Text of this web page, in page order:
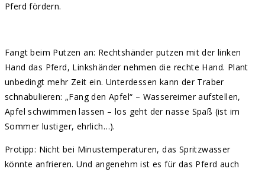
Pferd fördern.
Fangt beim Putzen an: Rechtshänder putzen mit der linken
Hand das Pferd, Linkshänder nehmen die rechte Hand. Plant
unbedingt mehr Zeit ein. Unterdessen kann der Traber
schnabulieren: „Fang den Apfel“ – Wassereimer aufstellen,
Apfel schwimmen lassen – los geht der nasse Spaß (ist im
Sommer lustiger, ehrlich…).
Protipp: Nicht bei Minustemperaturen, das Spritzwasser
könnte anfrieren. Und angenehm ist es für das Pferd auch